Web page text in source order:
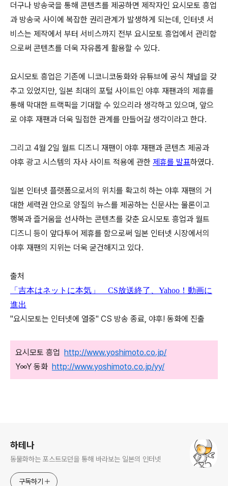
더구나 방송국을 통해 콘텐츠를 제공하면 제작자인 요시모토 흥업
과 방송국 사이에 복잡한 권리관계가 발생하게 되는데, 인터넷 서
비스는 제작에서 부터 서비스까지 전부 요시모토 흥업에서 관리함
으로써 콘텐츠를 더욱 자유롭게 활용할 수 있다.
요시모토 흥업은 기존에 니코니코동화와 유튜브에 공식 채널을 갖
추고 있었지만, 일본 최대의 포털 사이트인 야후 재팬과의 제휴를
통해 막대한 트랙픽을 기대할 수 있으리라 생각하고 있으며, 앞으
로 야후 재팬과 더욱 밀접한 관계를 만들어갈 생각이라고 한다.
그리고 4월 2일 월트 디즈니 재팬이 야후 재팬과 콘텐츠 제공과
야후 광고 시스템의 자사 사이트 적용에 관한 제휴를 발표하였다.
일본 인터넷 플랫폼으로서의 위치를 확고히 하는 야후 재팬의 거
대한 세력권 안으로 양질의 뉴스를 제공하는 신문사는 물론이고
행복과 즐거움을 선사하는 콘텐츠를 갖춘 요시모토 흥업과 월트
디즈니 등이 앞다투어 제휴를 함으로써 일본 인터넷 시장에서의
야후 재팬의 지위는 더욱 굳건해지고 있다.
출처
「吉本はネットに本気」 CS放送終了、Yahoo！動画に
進出
"요시모토는 인터넷에 열중" CS 방송 종료, 야후! 동화에 진출
요시모토 흥업 http://www.yoshimoto.co.jp/
Y∞Y 동화 http://www.yoshimoto.co.jp/yy/
하테나
동물화하는 포스트모던을 통해 바라보는 일본의 인터넷
구독하기